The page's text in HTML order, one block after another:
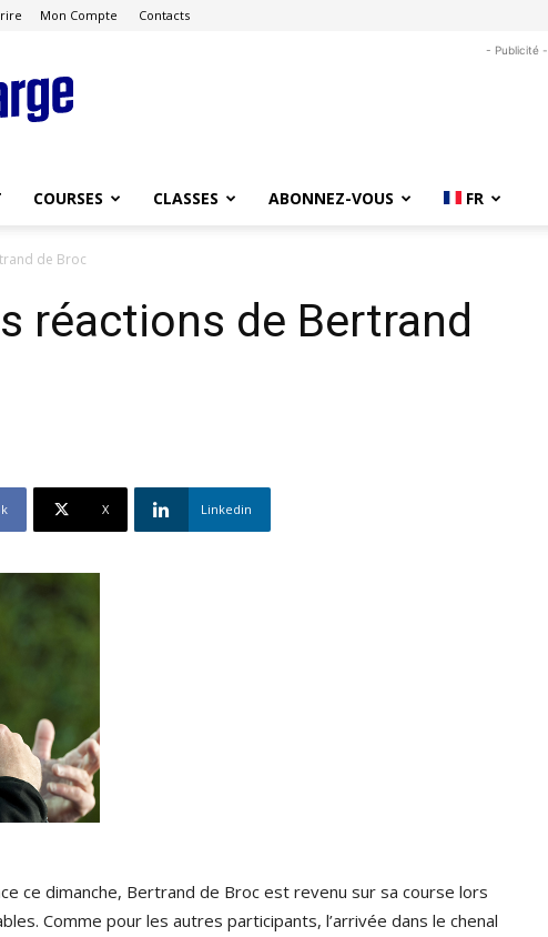
Mon Compte Contacts
- Publicité -
COURSES CLASSES ABONNEZ-VOUS FR
de Broc
réactions de Bertrand
X Linkedin
ce dimanche, Bertrand de Broc est revenu sur sa course lors
Comme pour les autres participants, l’arrivée dans le chenal